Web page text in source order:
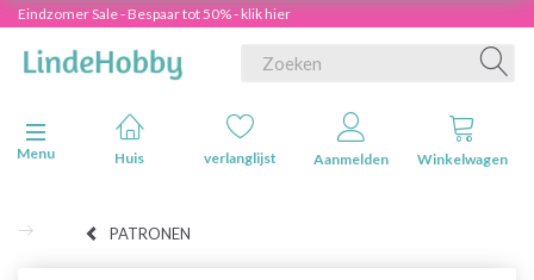
Eindzomer Sale - Bespaar tot 50% - klik hier
Navigatie in-/uitschakelen
Menu
Huis verlanglijst Aanmelden Winkelwagen
PATRONEN